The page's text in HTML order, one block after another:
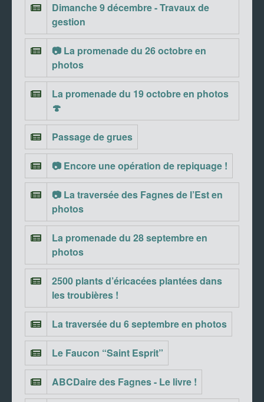
Dimanche 9 décembre - Travaux de
gestion
📷 La promenade du 26 octobre en
photos
La promenade du 19 octobre en photos
🍄
Passage de grues
📷 Encore une opération de repiquage !
📷 La traversée des Fagnes de l’Est en
photos
La promenade du 28 septembre en
photos
2500 plants d’éricacées plantées dans
les troubières !
La traversée du 6 septembre en photos
Le Faucon “Saint Esprit”
ABCDaire des Fagnes - Le livre !